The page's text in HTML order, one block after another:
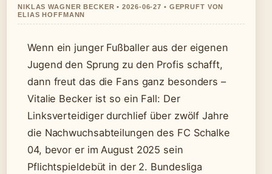
NIKLAS WAGNER BECKER • 2026-06-27 • GEPRUFT VON
ELIAS HOFFMANN
Wenn ein junger Fußballer aus der eigenen
Jugend den Sprung zu den Profis schafft,
dann freut das die Fans ganz besonders –
Vitalie Becker ist so ein Fall: Der
Linksverteidiger durchlief über zwölf Jahre
die Nachwuchsabteilungen des FC Schalke
04, bevor er im August 2025 sein
Pflichtspieldebüt in der 2. Bundesliga